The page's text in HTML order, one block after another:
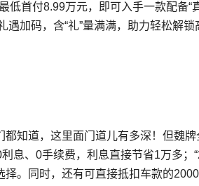
首付8.99万元，即可入手一款配备“
遇加码，含“礼”量满满，助力轻松解
知道，这里面门道儿有多深！但魏
息、0手续费，利息直接节省1万多；
。同时，还有可直接抵扣车款的2000